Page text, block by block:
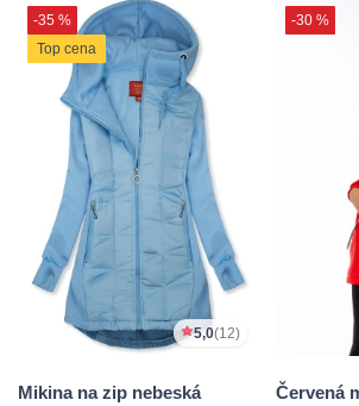
-35 %
Top cena
5,0(12)
Mikina na zip nebeská
-30 %
Červená